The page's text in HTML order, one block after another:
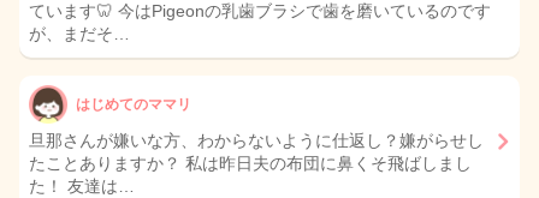
ています🦷 今はPigeonの乳歯ブラシで歯を磨いているのです
が、まだそ…
はじめてのママリ
旦那さんが嫌いな方、わからないように仕返し？嫌がらせし
たことありますか？ 私は昨日夫の布団に鼻くそ飛ばしまし
た！ 友達は…